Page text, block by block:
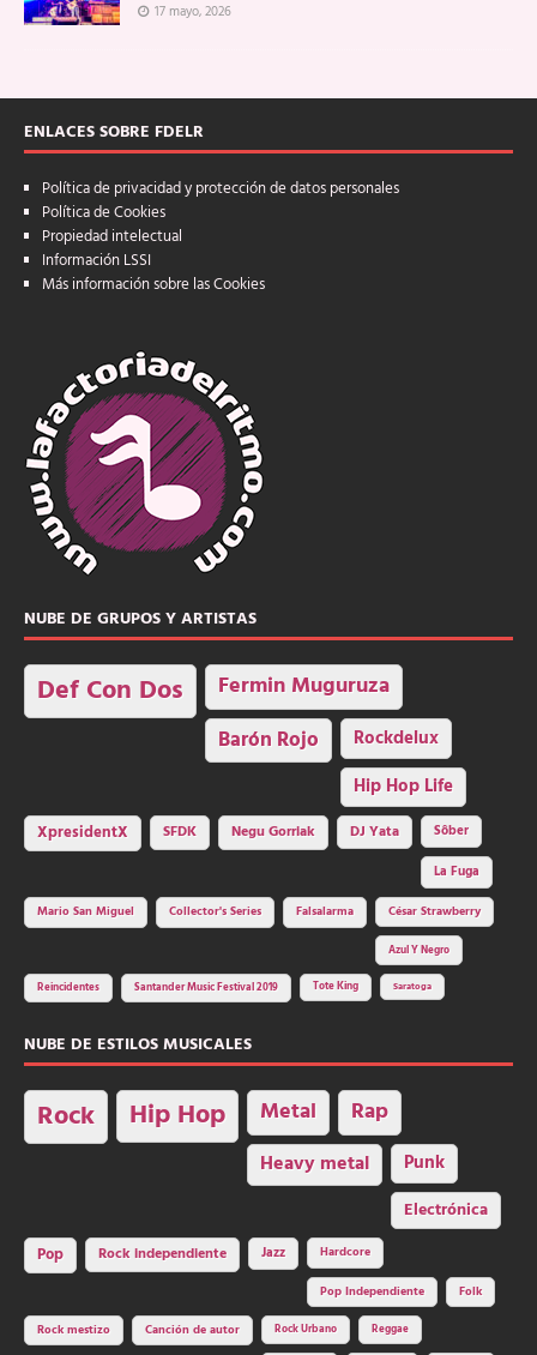
17 mayo, 2026
ENLACES SOBRE FDELR
Política de privacidad y protección de datos personales
Política de Cookies
Propiedad intelectual
Información LSSI
Más información sobre las Cookies
NUBE DE GRUPOS Y ARTISTAS
Def Con Dos Fermin Muguruza
Barón Rojo Rockdelux
Hip Hop Life
XpresidentX SFDK Negu Gorriak DJ Yata
Sôber
La Fuga
Mario San Miguel
Collector's Series Falsalarma César Strawberry
Azul Y Negro
Reincidentes Santander Music Festival 2019 Tote King Saratoga
NUBE DE ESTILOS MUSICALES
Rock Hip Hop Metal Rap
Heavy metal Punk
Electrónica
Pop Rock independiente Jazz Hardcore
Pop Independiente Folk
Rock mestizo Canción de autor Rock Urbano Reggae